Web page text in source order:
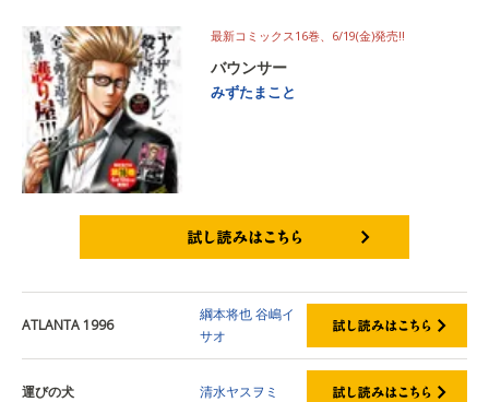
最新コミックス16巻、6/19(金)発売‼
バウンサー
みずたまこと
ATLANTA 1996
綱本将也谷嶋イ
サオ
運びの犬 清水ヤスヲミ